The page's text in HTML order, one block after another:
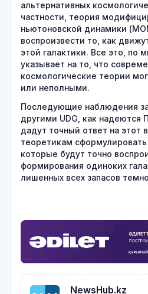
альтернативных
частности, теория
ньютоновской динамики
воспроизвести то, как
этой галактики. Все это, по
указывает на то, что
космологические теории
или неполными.
Последующие наблюдения за
другими UDG, как надеются
дадут точный ответ на этот
теоретикам
которые будут точно
формирования одиноких
лишенных всех запасов
NewsHub.kz